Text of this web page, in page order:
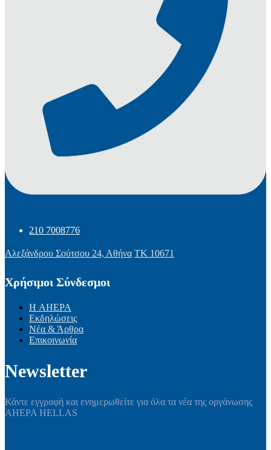
210 7008776
Αλεξάνδρου Σούτσου 24, Αθήνα ΤΚ 10671
Χρήσιμοι Σύνδεσμοι
Η AHEPA
Εκδηλώσεις
Νέα & Άρθρα
Επικοινωνία
Newsletter
Κάντε εγγραφή και ενημερωθείτε για όλα τα νέα της οργάνωσης
AHEPA HELLAS